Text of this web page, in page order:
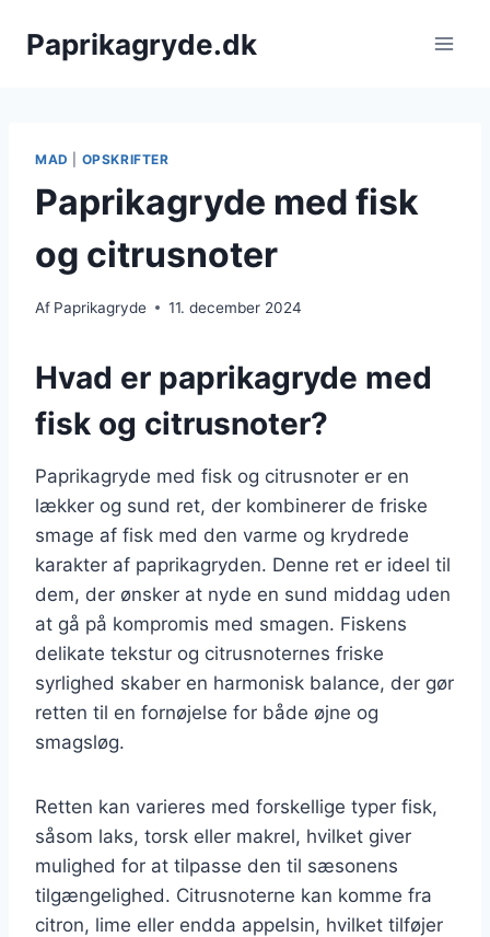
Paprikagryde.dk
MAD OPSKRIFTER
Paprikagryde med fisk
og citrusnoter
Af Paprikagryde 11. december 2024
Hvad er paprikagryde med
fisk og citrusnoter?
Paprikagryde med fisk og citrusnoter er en
lækker og sund ret, der kombinerer de friske
smage af fisk med den varme og krydrede
karakter af paprikagryden. Denne ret er ideel til
dem, der ønsker at nyde en sund middag uden
at gå på kompromis med smagen. Fiskens
delikate tekstur og citrusnoternes friske
syrlighed skaber en harmonisk balance, der gør
retten til en fornøjelse for både øjne og
smagsløg.
Retten kan varieres med forskellige typer fisk,
såsom laks, torsk eller makrel, hvilket giver
mulighed for at tilpasse den til sæsonens
tilgængelighed. Citrusnoterne kan komme fra
citron, lime eller endda appelsin, hvilket tilføjer